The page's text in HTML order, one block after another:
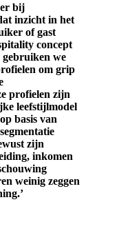
bij
inzicht in het
of gast
concept
we
om grip
profielen zijn
leefstijlmodel
basis van
zijn
inkomen
weinig zeggen